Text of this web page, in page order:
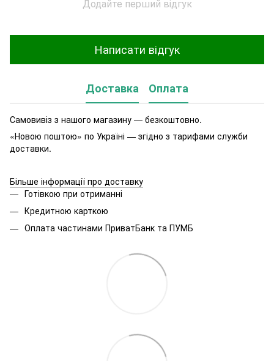
Додайте перший відгук
Написати відгук
Доставка Оплата
Самовивіз з нашого магазину — безкоштовно.
«Новою поштою» по Україні — згідно з тарифами служби
доставки.
Більше інформації про доставку
Готівкою при отриманні
Кредитною карткою
Оплата частинами ПриватБанк та ПУМБ